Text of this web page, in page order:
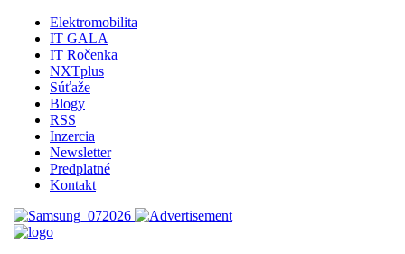
Elektromobilita
IT GALA
IT Ročenka
NXTplus
Súťaže
Blogy
RSS
Inzercia
Newsletter
Predplatné
Kontakt